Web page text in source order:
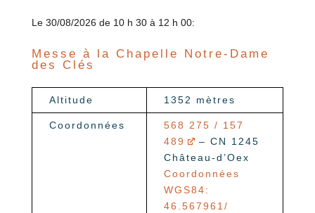
Le 30/08/2026 de 10 h 30 à 12 h 00:
Messe à la Chapelle Notre-Dame
des Clés
Altitude 1352 mètres
Coordonnées
568 275 / 157
489
– CN 1245
Château-d’Oex
Coordonnées
WGS84:
46.567961/